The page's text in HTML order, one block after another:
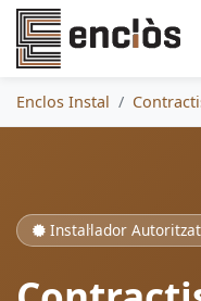
Enclos Instal
Instal·lador